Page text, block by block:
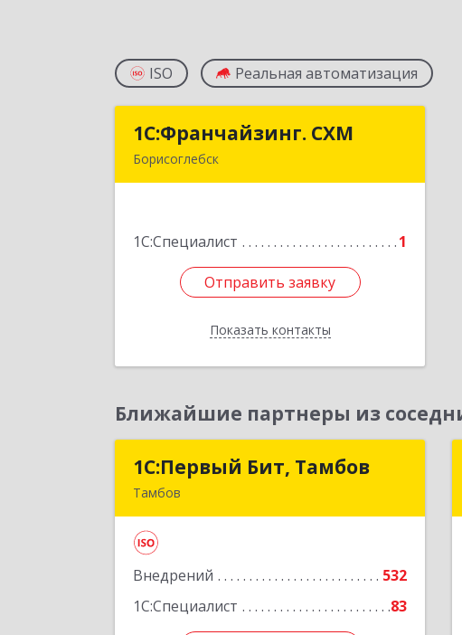
ISO Реальная автоматизация
1С:Франчайзинг. СХМ
Борисоглебск
1С:Специалист 1
Отправить заявку
Показать контакты
1С:Франчайзинг. СХМ
Подробнее
Ближайшие партнеры из
1С:Первый Бит, Тамбов
Тамбов
Внедрений
532
1С:Специалист
83
1С:Первый Бит, Тамбов
Подробнее